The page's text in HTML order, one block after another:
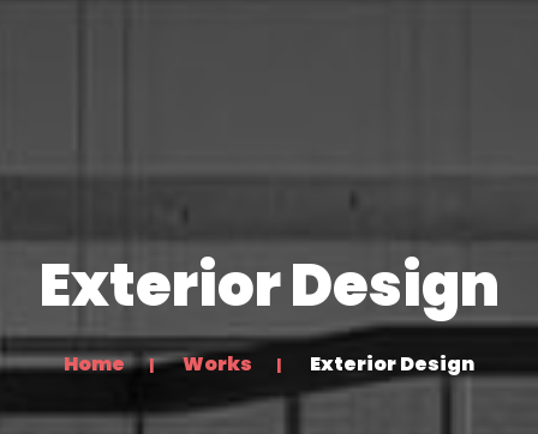
Exterior Design
Home Works Exterior Design